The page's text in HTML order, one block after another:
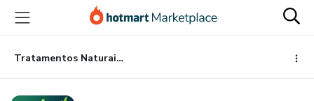
para
conteúdo
principal
para
pagamento
para
rodapé
Tratamentos Naturais – Guia Prático para Restaurar Sua Saúde 🌿